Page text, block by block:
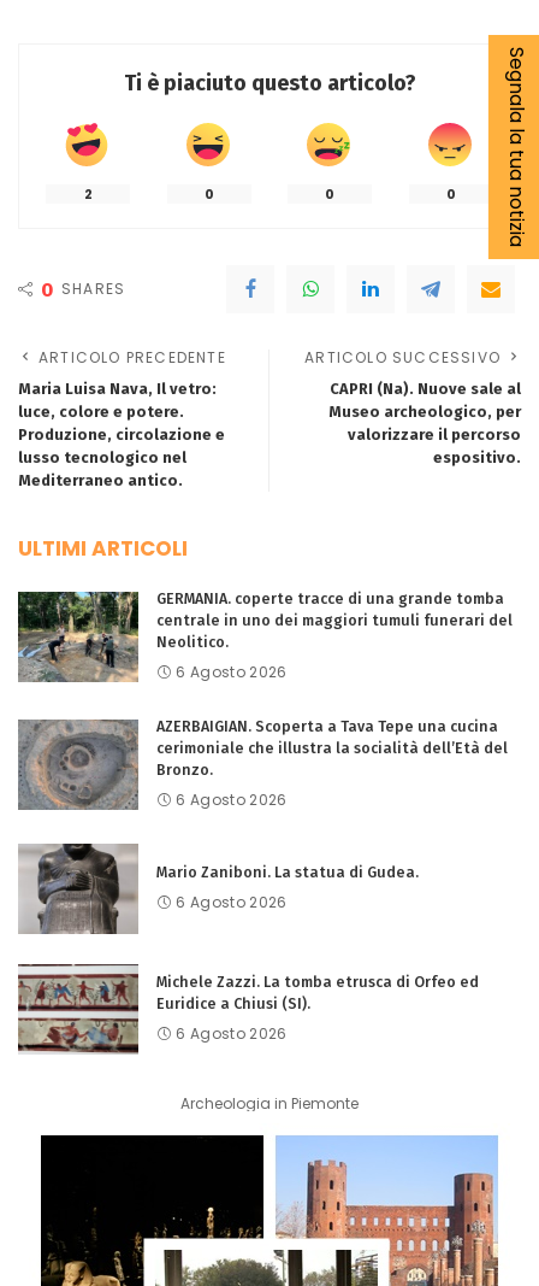
Ti è piaciuto questo articolo?
2 0 0 0
0 SHARES
ARTICOLO PRECEDENTE
Maria Luisa Nava, Il vetro:
luce, colore e potere.
Produzione, circolazione e
lusso tecnologico nel
Mediterraneo antico.
ARTICOLO SUCCESSIVO
CAPRI (Na). Nuove sale al
Museo archeologico, per
valorizzare il percorso
espositivo.
ULTIMI ARTICOLI
GERMANIA. coperte tracce di una grande tomba
centrale in uno dei maggiori tumuli funerari del
Neolitico.
6 Agosto 2026
AZERBAIGIAN. Scoperta a Tava Tepe una cucina
cerimoniale che illustra la socialità dell’Età del
Bronzo.
6 Agosto 2026
Mario Zaniboni. La statua di Gudea.
6 Agosto 2026
Michele Zazzi. La tomba etrusca di Orfeo ed
Euridice a Chiusi (SI).
6 Agosto 2026
Archeologia in Piemonte
Segnala la tua notizia